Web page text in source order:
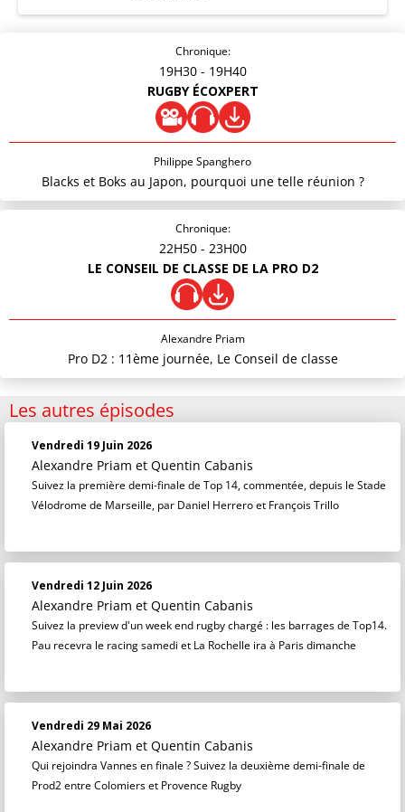
Chronique:
19H30 - 19H40
RUGBY ÉCOXPERT
Philippe Spanghero
Blacks et Boks au Japon, pourquoi une telle réunion ?
Chronique:
22H50 - 23H00
LE CONSEIL DE CLASSE DE LA PRO D2
Alexandre Priam
Pro D2 : 11ème journée, Le Conseil de classe
Les autres épisodes
Vendredi 19 Juin 2026
Alexandre Priam et Quentin Cabanis
Suivez la première demi-finale de Top 14, commentée, depuis le Stade
Vélodrome de Marseille, par Daniel Herrero et François Trillo
Vendredi 12 Juin 2026
Alexandre Priam et Quentin Cabanis
Suivez la preview d'un week end rugby chargé : les barrages de Top14.
Pau recevra le racing samedi et La Rochelle ira à Paris dimanche
Vendredi 29 Mai 2026
Alexandre Priam et Quentin Cabanis
Qui rejoindra Vannes en finale ? Suivez la deuxième demi-finale de
Prod2 entre Colomiers et Provence Rugby